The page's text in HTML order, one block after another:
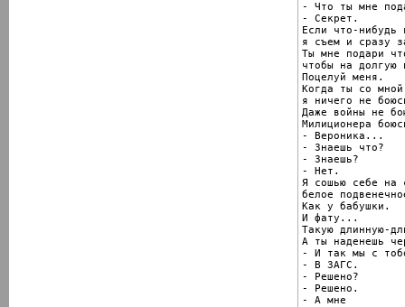
- Что ты мне
- Секрет.
Если что-нибудь
я съем и сразу
Ты мне подари
чтобы на долгую
Поцелуй меня.
Когда ты со
я ничего не
Даже войны не
Милиционера
- Вероника...
- Знаешь что?
- Знаешь?
- Нет.
Я сошью себе на
белое
Как у бабушки.
И фату...
Такую длинную-
А ты наденешь
- И так мы с
- В ЗАГС.
- Решено?
- Решено.
- А мне